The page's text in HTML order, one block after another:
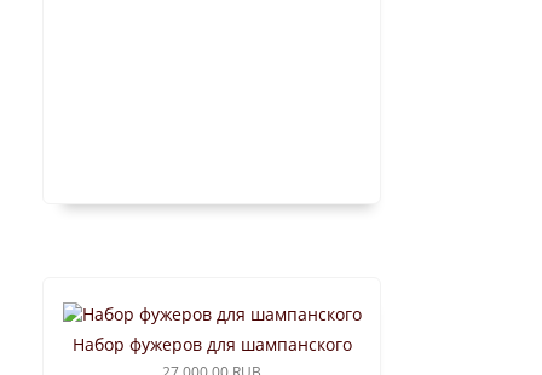
Набор фужеров для шампанского